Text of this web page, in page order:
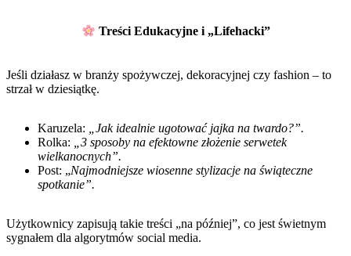
Treści Edukacyjne i „Lifehacki”
Jeśli działasz w branży spożywczej, dekoracyjnej czy fashion – to
strzał w dziesiątkę.
Karuzela:
„Jak idealnie ugotować jajka na twardo?”.
Rolka:
„3 sposoby na efektowne złożenie serwetek
wielkanocnych”.
Post: „Najmodniejsze wiosenne stylizacje na świąteczne
spotkanie”.
Użytkownicy zapisują takie treści „na później”, co jest świetnym
sygnałem dla algorytmów social media.